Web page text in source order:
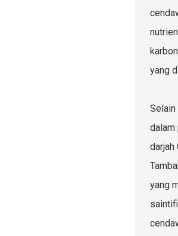
yang
Selain
dalam
darjah
yang